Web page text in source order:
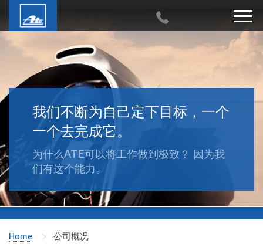
我们不断为自己定下目标，一个
一个去完成它。
为什么ATE可以将工作做到极致？ 因为我
们有这个能力。
Home 公司概况